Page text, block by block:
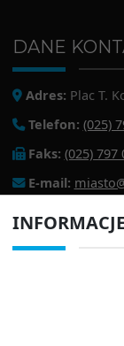
DANE
Adres: Plac T.
Telefon: (025)
Faks: (025) 797
E-mail: